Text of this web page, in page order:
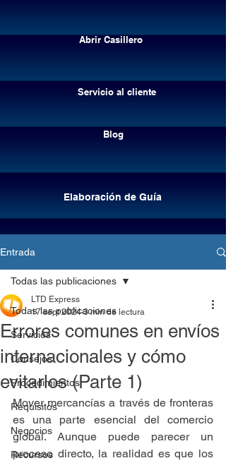
Abrir Casillero
Servicio al cliente
Blog
Elaboración de Guía
Elaboración de guía
Entrada
Todas las publicaciones
Servicios
Consejos
Procedimientos
Requisitos
Negocios
Recursos
Todas las publicaciones
Errores comunes en envíos
internacionales y cómo
evitarlos (Parte 1)
LTD Express
17 sept 2024 3 min de lectura
Mover mercancías a través de fronteras
es una parte esencial del comercio
global. Aunque puede parecer un
proceso directo, la realidad es que los